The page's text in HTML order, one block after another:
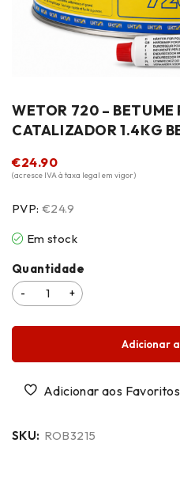
WETOR 720 – BETUME
CATALIZADOR 1.4KG
€24.90
(acresce IVA à taxa legal em vigor)
PVP: €24.9
Em stock
Quantidade
Adicionar
SKU: ROB3215